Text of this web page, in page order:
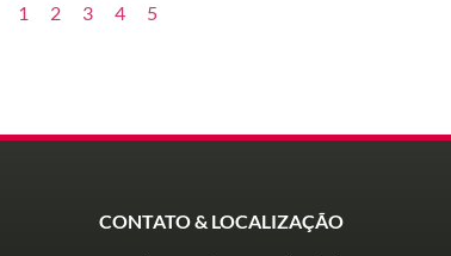
1 2 3 4 5
CONTATO & LOCALIZAÇÃO